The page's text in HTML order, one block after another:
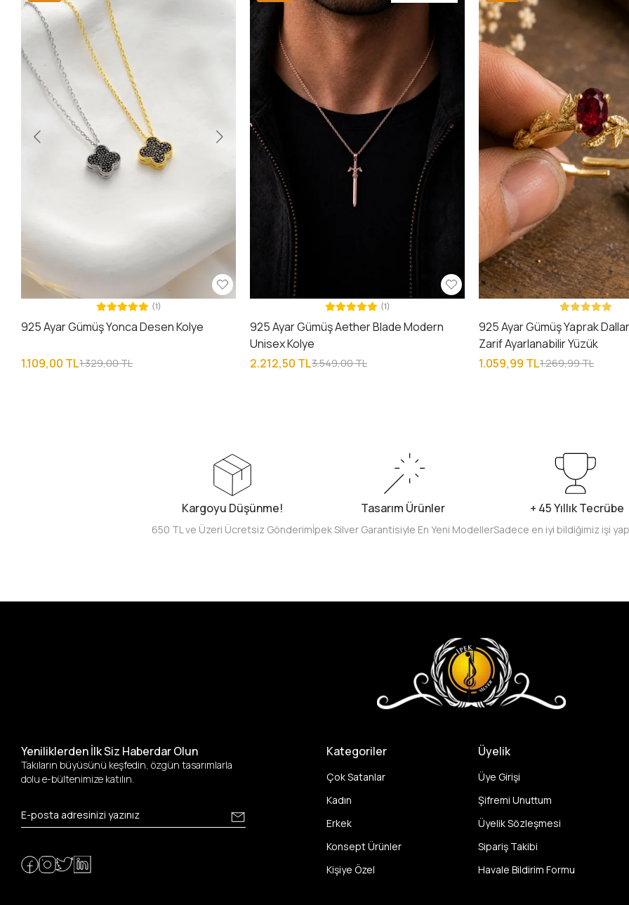
(1)
925 Ayar Gümüş Yonca Desen Kolye
1.109,00 TL1.329,00 TL
(1)
925 Ayar Gümüş Aether Blade Modern
Unisex Kolye
2.212,50 TL3.549,00 TL
925 Ayar Gümüş Yaprak
Zarif Ayarlanabilir Yüzük
1.059,99 TL1.269,99 TL
Kargoyu Düşünme!
650 TL ve Üzeri Ücretsiz Gönderim
Tasarım Ürünler
İpek Silver Garantisiyle En Yeni Modeller
+ 45 Yıllık Tecrübe
Sadece en iyi bildiğimiz işi
Yeniliklerden İlk Siz Haberdar Olun
Takıların büyüsünü keşfedin, özgün tasarımlarla
dolu e-bültenimize katılın.
Kategoriler
Çok Satanlar
Kadın
Erkek
Konsept Ürünler
Kişiye Özel
Üyelik
Üye Girişi
Şifremi Unuttum
Üyelik Sözleşmesi
Sipariş Takibi
Havale Bildirim Formu